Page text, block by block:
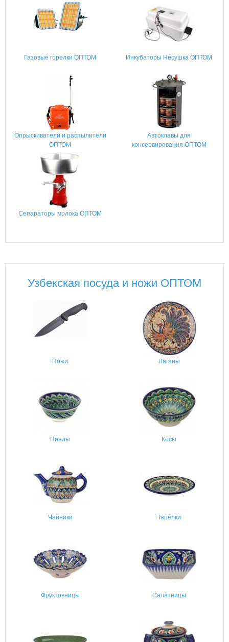
Газовые горелки ОПТОМ Инкубаторы Несушка ОПТОМ
Опрыскиватели и распылители
ОПТОМ
Автоклавы для
консервирования ОПТОМ
Сепараторы молока ОПТОМ
Узбекская посуда и ножи ОПТОМ
Ножи Ляганы
Пиалы Косы
Чайники Тарелки
Фруктовницы Салатницы